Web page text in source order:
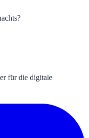
für die digitale